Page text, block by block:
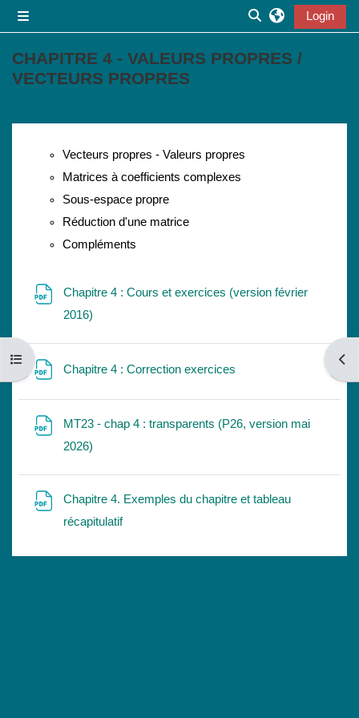
Attiva/disattiva
Login
Apri indice del corso
CHAPITRE 4 - VALEURS PROPRES /
VECTEURS PROPRES
Vecteurs propres - Valeurs propres
Matrices à coefficients complexes
Sous-espace propre
Réduction d'une matrice
Compléments
Chapitre 4 : Cours et exercices (version février
2016)
Chapitre 4 : Correction exercices
MT23 - chap 4 : transparents (P26, version mai
2026)
Chapitre 4. Exemples du chapitre et tableau
récapitulatif